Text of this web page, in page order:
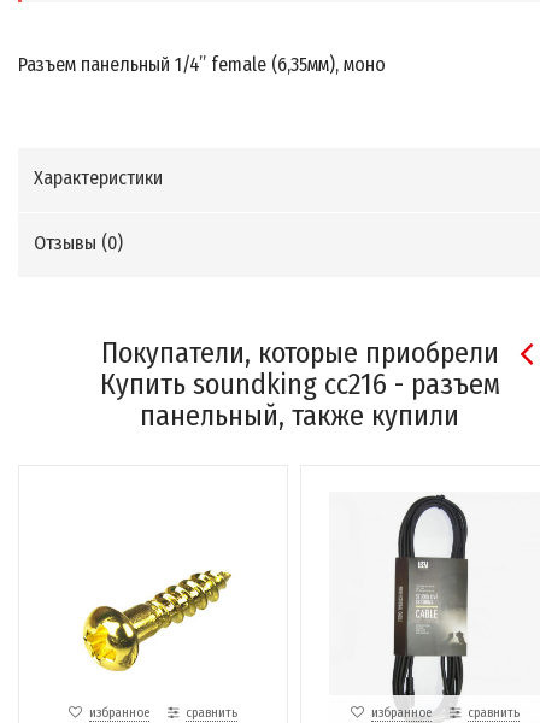
Разъем панельный 1/4” female (6,35мм), моно
Характеристики
Отзывы (0)
Покупатели, которые приобрели
Купить soundking cc216 - разъем
панельный, также купили
избранное сравнить избранное сравнить